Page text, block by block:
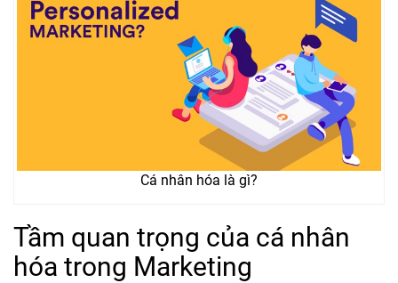
Cá nhân hóa là gì?
Tầm quan trọng của cá nhân
hóa trong Marketing